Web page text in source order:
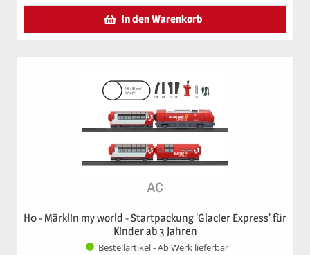
In den Warenkorb
H0 - Märklin my world - Startpackung 'Glacier Express' für
Kinder ab 3 Jahren
Bestellartikel - Ab Werk lieferbar